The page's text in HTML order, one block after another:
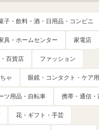
子・飲料・酒・日用品・コンビニ
具・ホームセンター 家電店
百貨店 ファッション
ゃ 眼鏡・コンタクト・ケア
ツ用品・自転車 携帯・通信・
花・ギフト・手芸